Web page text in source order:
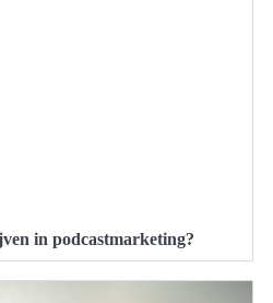
in podcastmarketing?